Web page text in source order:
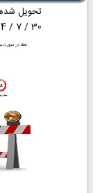
30 / 7 / 1404